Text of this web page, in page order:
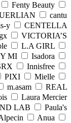
Fenty Beauty
cantu
y
CENTELLA
VICTORIA’S
L.A GIRL
MI
Isadora
Innisfree
PIXI
Mielle
m.asam
REAL
Laura Mercier
LAB
Paula's
Anua